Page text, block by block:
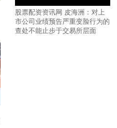
股票配资资讯网 皮海洲：对上
市公司业绩预告严重变脸行为的
查处不能止步于交易所层面